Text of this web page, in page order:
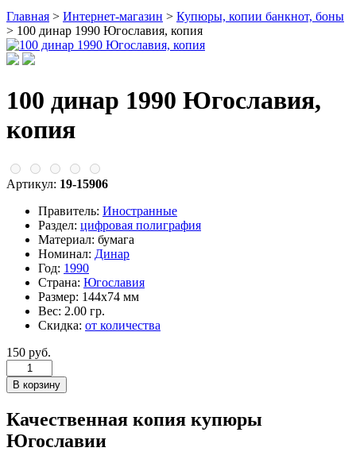
Главная > Интернет-магазин > Купюры, копии банкнот, боны
> 100 динар 1990 Югославия, копия
100 динар 1990 Югославия,
копия
Артикул: 19-15906
Правитель: Иностранные
Раздел: цифровая полиграфия
Материал: бумага
Номинал: Динар
Год: 1990
Страна: Югославия
Размер: 144х74 мм
Вес: 2.00 гр.
Скидка: от количества
150 руб.
Качественная копия купюры
Югославии